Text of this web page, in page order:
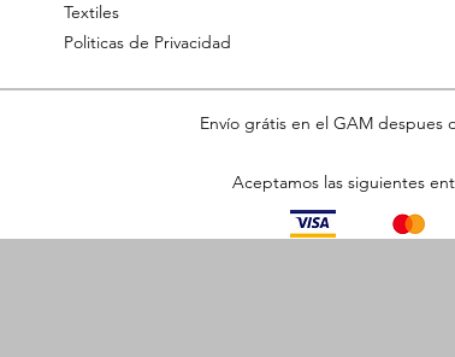
Textiles
Politicas de Privacidad
Envío grátis en el GAM despues
Aceptamos las siguientes